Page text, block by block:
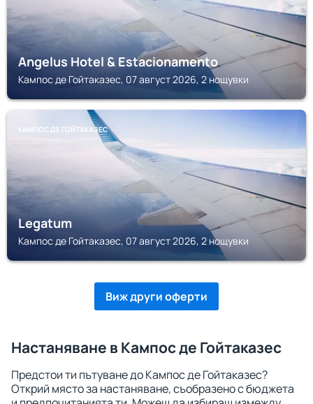
Angelus Hotel & Estacionamento
Кампос де Гойтаказес, 07 август 2026, 2 нощувки
КАМПОС ДЕ ГОЙТАКАЗЕС
Legatum
Кампос де Гойтаказес, 07 август 2026, 2 нощувки
Виж други оферти
Настаняване в Кампос де Гойтаказес
Предстои ти пътуване до Кампос де Гойтаказес?
Открий място за настаняване, съобразено с бюджета